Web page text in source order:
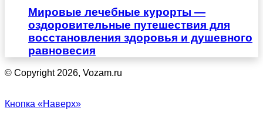
Мировые лечебные курорты —
оздоровительные путешествия для
восстановления здоровья и душевного
равновесия
© Copyright 2026, Vozam.ru
Кнопка «Наверх»